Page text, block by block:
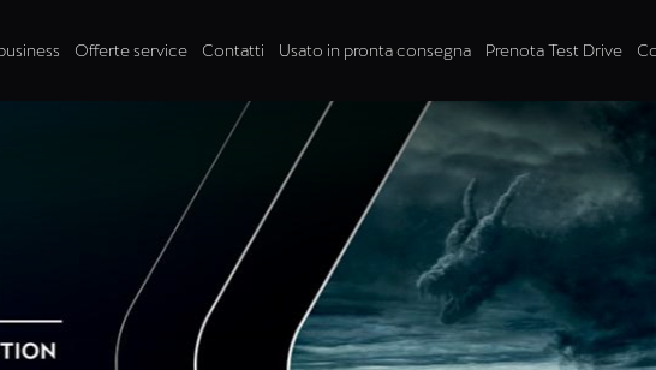
Offerte service Contatti Usato in pronta consegna Prenota Test Drive